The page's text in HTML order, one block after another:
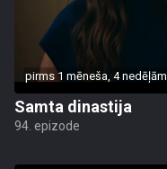
pirms 1 mēneša, 4 nedēļām
Samta dinastija
94. epizode